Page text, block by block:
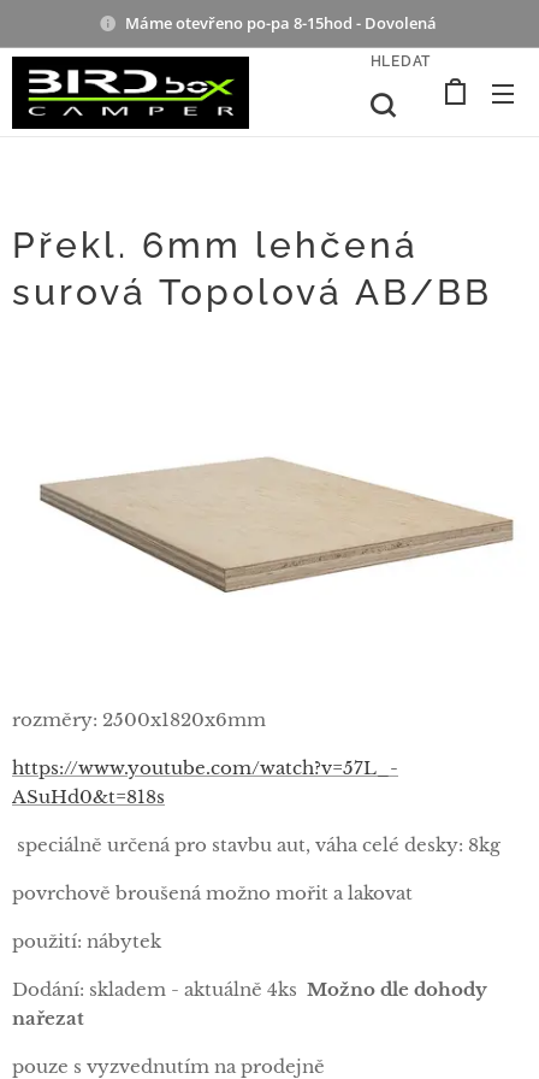
Máme otevřeno po-pa 8-15hod - Dovolená
HLEDAT
Překl. 6mm lehčená
surová Topolová AB/BB
rozměry: 2500x1820x6mm
https://www.youtube.com/watch?v=57L_-
ASuHd0&t=818s
speciálně určená pro stavbu aut, váha celé desky: 8kg
povrchově broušená možno mořit a lakovat
použití: nábytek
Dodání: skladem - aktuálně 4ks Možno dle dohody
nařezat
pouze s vyzvednutím na prodejně